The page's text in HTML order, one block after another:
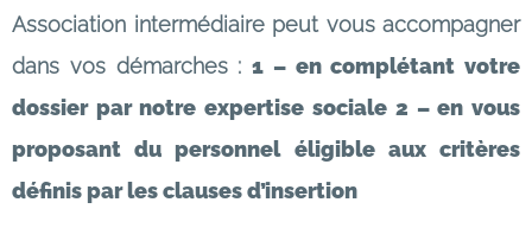
Association intermédiaire peut vous accompagner
dans vos démarches : 1 – en complétant votre
dossier par notre expertise sociale 2 – en vous
proposant du personnel éligible aux critères
définis par les clauses d’insertion